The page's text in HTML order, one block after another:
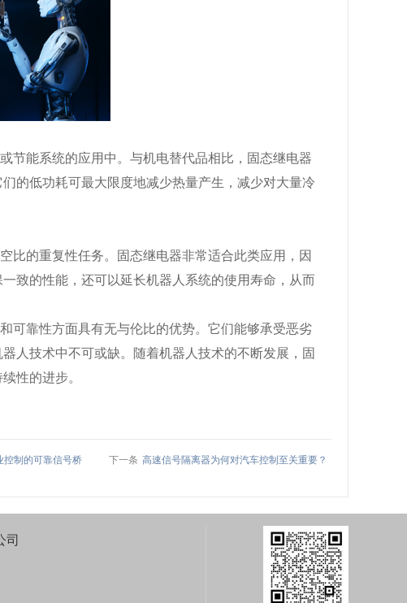
节能系统的应用中。与机电替代品相比，固态继电器
的低功耗可最大限度地减少热量产生，减少对大量冷
比的重复性任务。固态继电器非常适合此类应用，因
致的性能，还可以延长机器人系统的使用寿命，从而
可靠性方面具有无与伦比的优势。它们能够承受恶劣
人技术中不可或缺。随着机器人技术的不断发展，固
性的进步。
控制的可靠信号桥 下一条 高速信号隔离器为何对汽车控制至关重要？
司